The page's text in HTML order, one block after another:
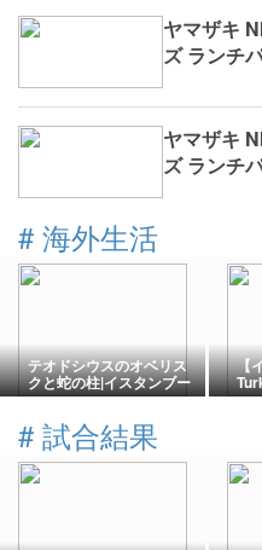
ヤマザキ
ズ ランチ
ヤマザキ
ズ ランチ
# 海外生活
テオドシウスのオベリス
クと蛇の柱|イスタンブー
ル・スルタンアフメット
【
# 試合結果